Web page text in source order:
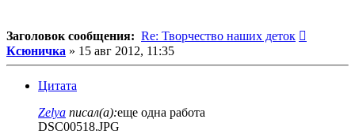
Заголовок сообщения: Re: Творчество наших деток
Ксюничка » 15 авг 2012, 11:35
Цитата
Zelya писал(а):еще одна работа
DSC00518.JPG